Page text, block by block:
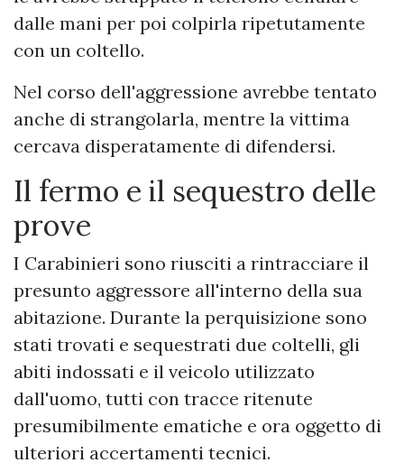
dalle mani per poi colpirla ripetutamente
con un coltello.
Nel corso dell'aggressione avrebbe tentato
anche di strangolarla, mentre la vittima
cercava disperatamente di difendersi.
Il fermo e il sequestro delle
prove
I Carabinieri sono riusciti a rintracciare il
presunto aggressore all'interno della sua
abitazione. Durante la perquisizione sono
stati trovati e sequestrati due coltelli, gli
abiti indossati e il veicolo utilizzato
dall'uomo, tutti con tracce ritenute
presumibilmente ematiche e ora oggetto di
ulteriori accertamenti tecnici.